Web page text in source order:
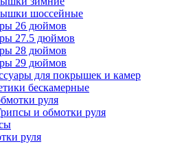
шоссейные
26 дюймов
27.5 дюймов
28 дюймов
29 дюймов
для покрышек и камер
бескамерные
руля
и обмотки руля
руля